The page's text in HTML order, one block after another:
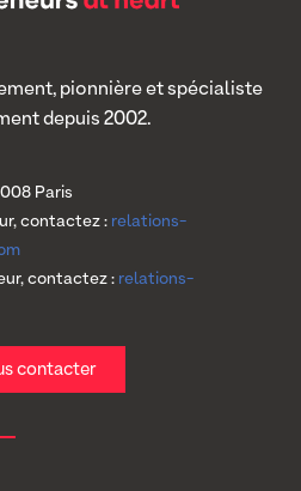
pionnière et spécialiste
depuis 2002.
Paris
contactez : relations-
contactez : relations-
contacter